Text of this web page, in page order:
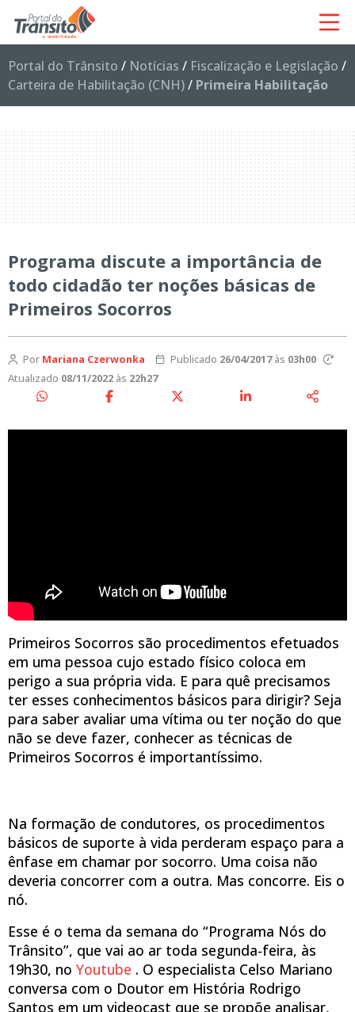
Portal do Trânsito / Notícias / Fiscalização e Legislação /
Carteira de Habilitação (CNH)/ Primeira Habilitação
Programa discute a importância de
todo cidadão ter noções básicas de
Primeiros Socorros
Por Mariana Czerwonka Publicado 26/04/2017às 03h00
Atualizado 08/11/2022 às 22h27
Primeiros Socorros são procedimentos efetuados
em uma pessoa cujo estado físico coloca em
perigo a sua própria vida. E para quê precisamos
ter esses conhecimentos básicos para dirigir? Seja
para saber avaliar uma vítima ou ter noção do que
não se deve fazer, conhecer as técnicas de
Primeiros Socorros é importantíssimo.
Na formação de condutores, os procedimentos
básicos de suporte à vida perderam espaço para a
ênfase em chamar por socorro. Uma coisa não
deveria concorrer com a outra. Mas concorre. Eis o
nó.
Esse é o tema da semana do “Programa Nós do
Trânsito”, que vai ao ar toda segunda-feira, às
19h30, no Youtube . O especialista Celso Mariano
conversa com o Doutor em História Rodrigo
Santos em um videocast que se propõe analisar,